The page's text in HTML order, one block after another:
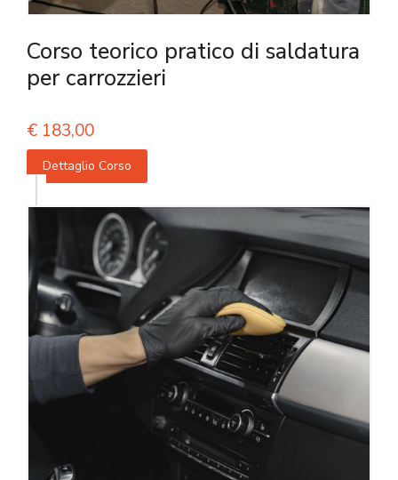
Corso teorico pratico di saldatura
per carrozzieri
€ 183,00
Dettaglio Corso